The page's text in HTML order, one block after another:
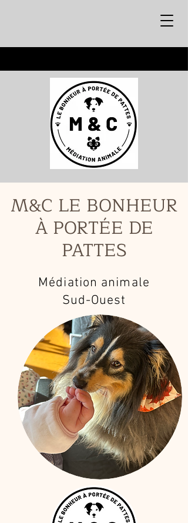
M&C LE BONHEUR
À PORTÉE DE
PATTES
Médiation animale
Sud-Ouest